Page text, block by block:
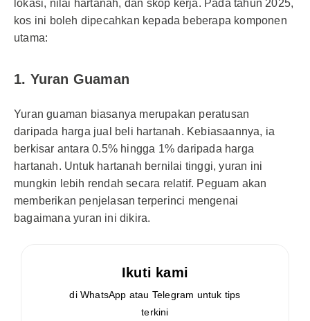
lokasi, nilai hartanah, dan skop kerja. Pada tahun 2025,
kos ini boleh dipecahkan kepada beberapa komponen
utama:
1. Yuran Guaman
Yuran guaman biasanya merupakan peratusan
daripada harga jual beli hartanah. Kebiasaannya, ia
berkisar antara 0.5% hingga 1% daripada harga
hartanah. Untuk hartanah bernilai tinggi, yuran ini
mungkin lebih rendah secara relatif. Peguam akan
memberikan penjelasan terperinci mengenai
bagaimana yuran ini dikira.
Ikuti kami
di WhatsApp atau Telegram untuk tips
terkini